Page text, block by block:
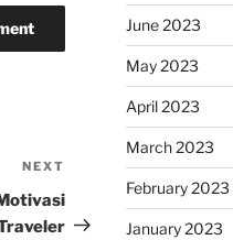
Post
NEXT
June 2023
May 2023
April 2023
March 2023
February 2023
January 2023